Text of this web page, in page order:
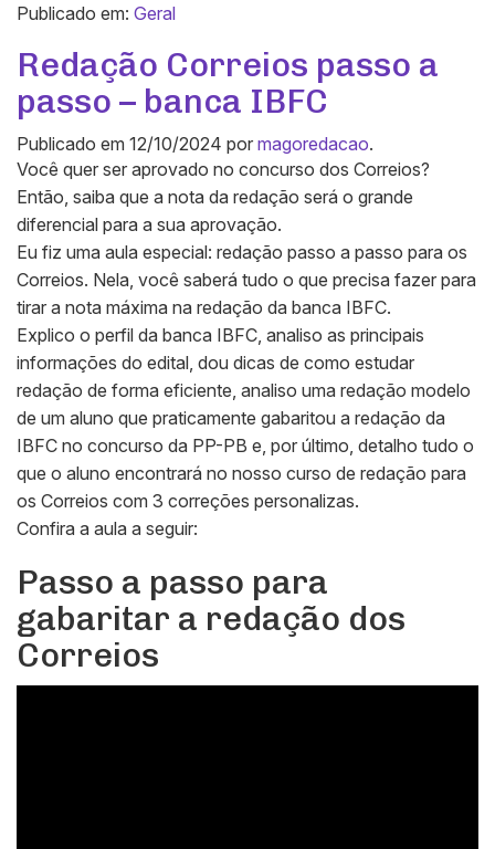
Publicado em: Geral
Redação Correios passo a
passo – banca IBFC
Publicado em 12/10/2024 por magoredacao.
Você quer ser aprovado no concurso dos Correios?
Então, saiba que a nota da redação será o grande
diferencial para a sua aprovação.
Eu fiz uma aula especial: redação passo a passo para os
Correios. Nela, você saberá tudo o que precisa fazer para
tirar a nota máxima na redação da banca IBFC.
Explico o perfil da banca IBFC, analiso as principais
informações do edital, dou dicas de como estudar
redação de forma eficiente, analiso uma redação modelo
de um aluno que praticamente gabaritou a redação da
IBFC no concurso da PP-PB e, por último, detalho tudo o
que o aluno encontrará no nosso curso de redação para
os Correios com 3 correções personalizas.
Confira a aula a seguir:
Passo a passo para
gabaritar a redação dos
Correios